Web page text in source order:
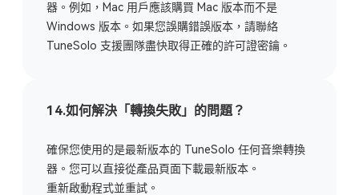
器。例如，Mac 用戶應該購買 Mac 版本而不是
Windows 版本。如果您誤購錯誤版本，請聯絡
TuneSolo 支援團隊盡快取得正確的許可證密鑰。
14.如何解決「轉換失敗」的問題？
確保您使用的是最新版本的 TuneSolo 任何音樂轉換
器。您可以直接從產品頁面下載最新版本。
重新啟動程式並重試。